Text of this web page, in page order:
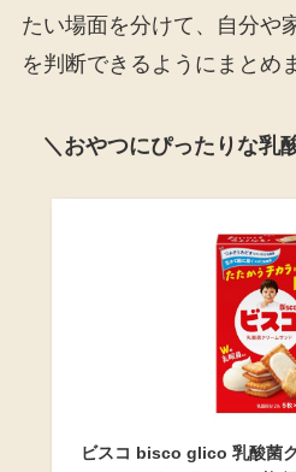
たい場面を分けて、自分や
を判断できるようにまとめ
＼おやつにぴったりな乳
ビスコ bisco glico 乳酸菌